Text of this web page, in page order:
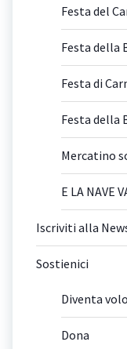
Festa del
Festa della
Festa di
Festa della
Mercatino
E LA NAVE
Iscriviti alla
Sostienici
Diventa
Dona